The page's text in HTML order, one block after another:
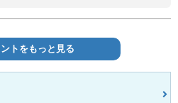
トをもっと見る